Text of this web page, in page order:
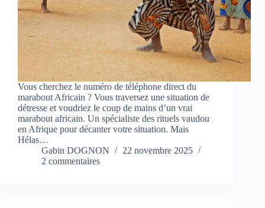
Vous cherchez le numéro de téléphone direct du
marabout Africain ? Vous traversez une situation de
détresse et voudriez le coup de mains d’un vrai
marabout africain. Un spécialiste des rituels vaudou
en Afrique pour décanter votre situation. Mais
Hélas…
Gabin DOGNON
22 novembre 2025
2 commentaires